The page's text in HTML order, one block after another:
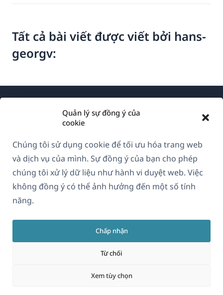
Quản lý sự đồng ý của
cookie
Chúng tôi sử dụng cookie để tối ưu hóa trang web
và dịch vụ của mình. Sự đồng ý của bạn cho phép
chúng tôi xử lý dữ liệu như hành vi duyệt web. Việc
không đồng ý có thể ảnh hưởng đến một số tính
năng.
Chấp nhận
Từ chối
Xem tùy chọn
Tất cả bài viết được viết bởi hans-
georgv:
Vietnamese
GDPR & Chính sách Bảo mật
Tham gia đội ngũ của chúng tôi(mở
mới)
trong
cửa
sổ
mới)
trong
cửa
sổ
mới)
trong
sổ